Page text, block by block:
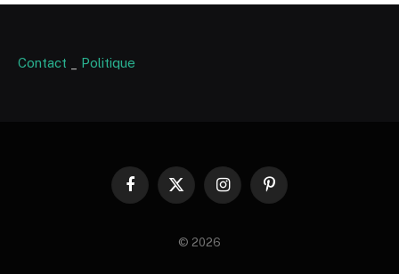
Contact Politique
Facebook
X
InstagramPinterest
© 2026